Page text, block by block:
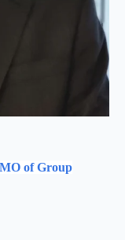
of Group